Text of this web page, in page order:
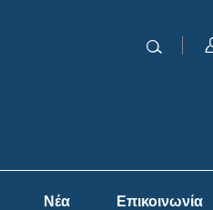
Νέα Επικοινωνία